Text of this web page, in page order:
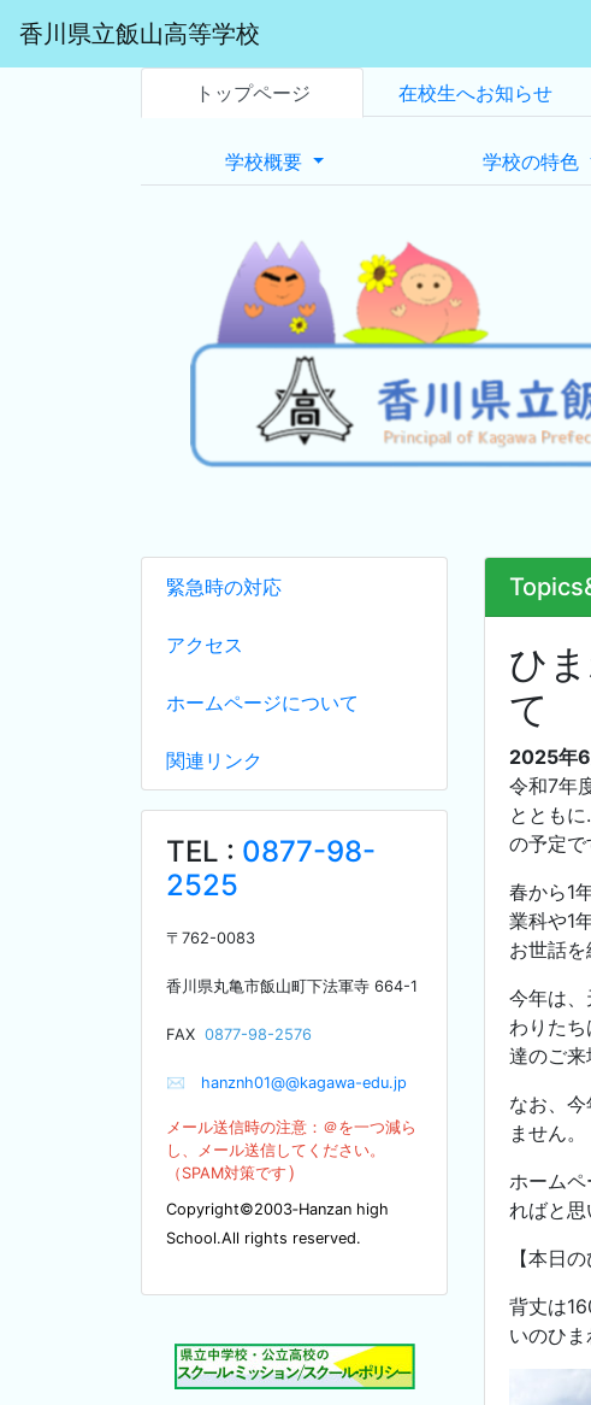
香川県立飯山高等学校
トップページ 在校生へお知らせ
学校概要 学校の特色
緊急時の対応
アクセス
ホームページについて
関連リンク
TEL : 0877-98-
2525
〒 762-0083
香川県丸亀市飯山町下法軍寺 664-1
FAX 0877-98-2576
✉ hanznh01@@kagawa-edu.jp
メール送信時の注意：＠を一つ減ら
し、メール送信してください。
（SPAM対策です ）
Copyright©2003‐Hanzan high
School.All rights reserved.
ひ
て
2025年
令和7年
ととも
の予定で
春から1
業科や1
お世話を
今年は、
わりた
達のご来
なお、 今
ません。
ホーム
ればと思
【本日
背丈は
いのひ